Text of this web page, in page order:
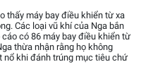
thấy máy bay điều khiển từ xa
Các loại vũ khí của Nga bắn
có 86 máy bay điều khiển từ
thừa nhận rằng họ không
nổ khi đánh trúng mục tiêu chứ